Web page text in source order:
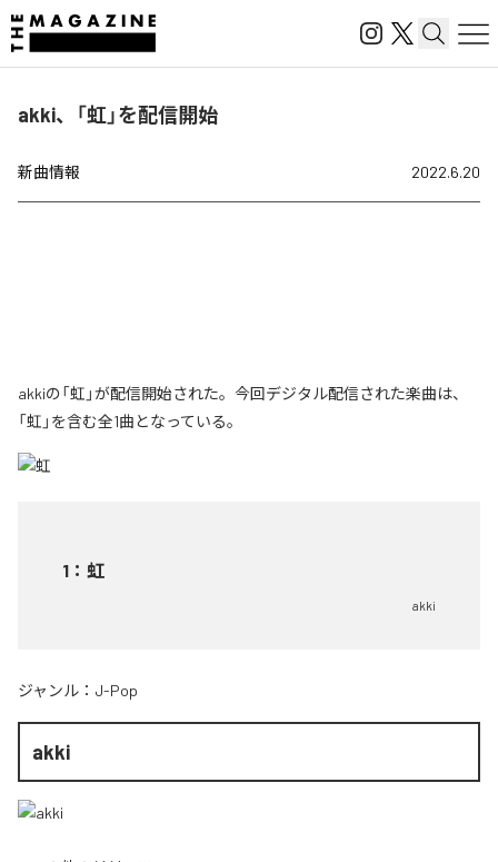
akki、「虹」を配信開始
新曲情報 2022.6.20
akkiの「虹」が配信開始された。今回デジタル配信された楽曲は、
「虹」を含む全1曲となっている。
1 ： 虹
akki
ジャンル： J-Pop
akki